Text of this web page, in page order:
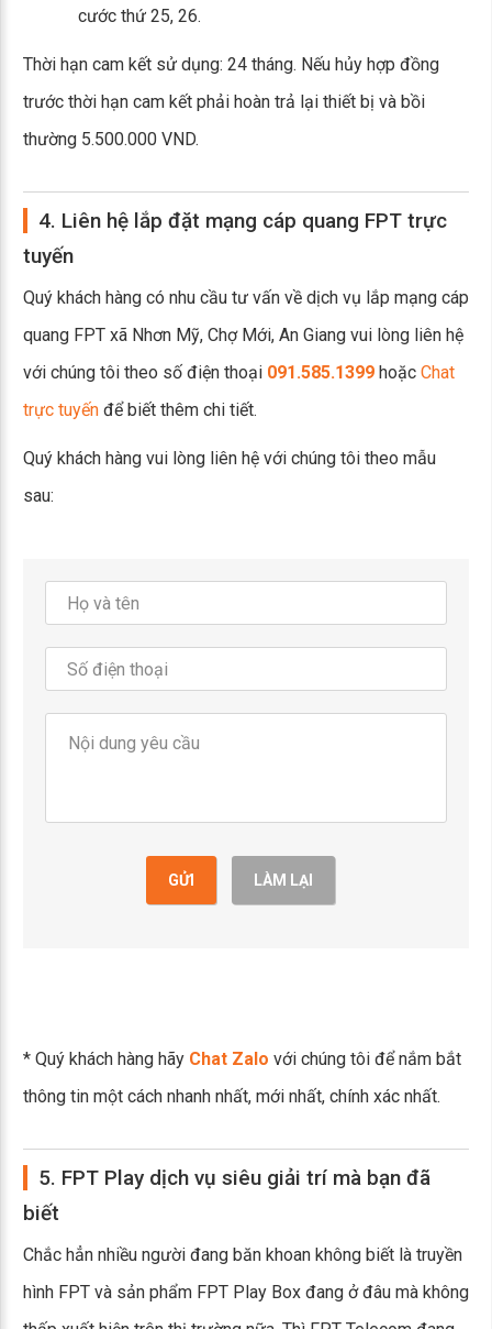
cước thứ 25, 26.
Thời hạn cam kết sử dụng: 24 tháng. Nếu hủy hợp đồng
trước thời hạn cam kết phải hoàn trả lại thiết bị và bồi
thường 5.500.000 VND.
4. Liên hệ lắp đặt mạng cáp quang FPT trực
tuyến
Quý khách hàng có nhu cầu tư vấn về dịch vụ lắp mạng cáp
quang FPT xã Nhơn Mỹ, Chợ Mới, An Giang vui lòng liên hệ
với chúng tôi theo số điện thoại 091.585.1399 hoặc Chat
trực tuyến để biết thêm chi tiết.
Quý khách hàng vui lòng liên hệ với chúng tôi theo mẫu
sau:
GỬI LÀM LẠI
* Quý khách hàng hãy Chat Zalo với chúng tôi để nắm bắt
thông tin một cách nhanh nhất, mới nhất, chính xác nhất.
5. FPT Play dịch vụ siêu giải trí mà bạn đã
biết
Chắc hẳn nhiều người đang băn khoan không biết là truyền
hình FPT và sản phẩm FPT Play Box đang ở đâu mà không